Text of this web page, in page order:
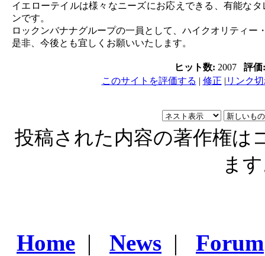
イエローテイルは様々なニーズにお応えできる、有能な
ンです。
ロックンバナナグループの一員として、ハイクオリティ
是非、今後とも宜しくお願いいたします。
ヒット数: 2007
評
このサイトを評価する | 修正 | リンク
投稿された内容の著作権は
ま
Home | News | Forum